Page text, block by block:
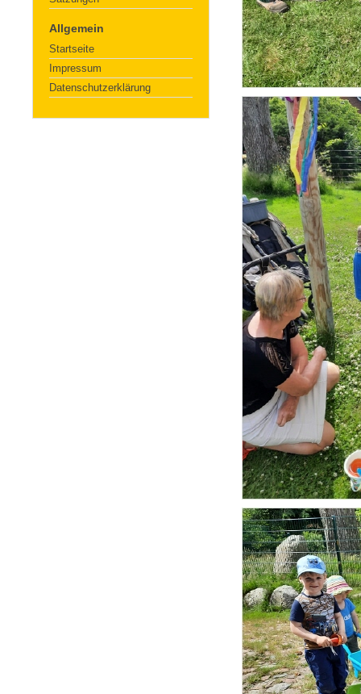
Allgemein
Startseite
Impressum
Datenschutzerklärung